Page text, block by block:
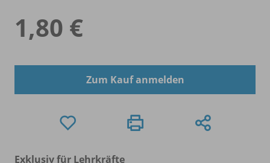
1,80 €
Zum Kauf anmelden
Exklusiv für Lehrkräfte